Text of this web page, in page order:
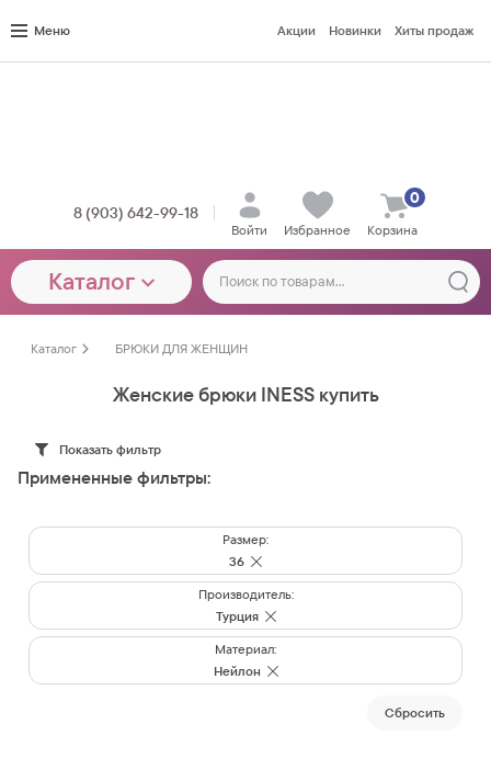
Меню Акции Новинки Хиты продаж
8 (903) 642-99-18
Войти Избранное Корзина
0
Каталог
Каталог БРЮКИ ДЛЯ ЖЕНЩИН
Женские брюки INESS купить
Показать фильтр
Примененные фильтры:
Размер:
36
Производитель:
Турция
Материал:
Нейлон
Cбросить